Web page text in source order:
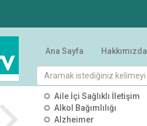
Ana Sayfa Hakkımızda
tümü KATEGORİLER
Aile İçi Sağlıklı İletişim
Alkol Bağımlılığı
Alzheimer